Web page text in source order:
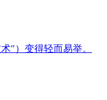
"）变得轻而易举。